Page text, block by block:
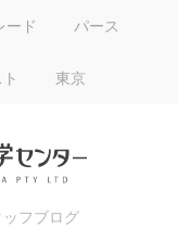
ード パース
東京
フブログ